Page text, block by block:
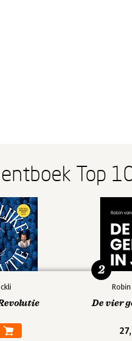
Top
De vier
2